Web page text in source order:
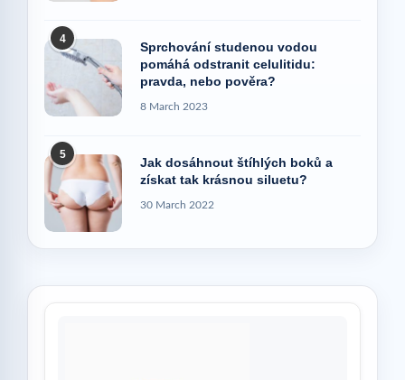
4
Sprchování studenou vodou
pomáhá odstranit celulitidu:
pravda, nebo pověra?
8 March 2023
5
Jak dosáhnout štíhlých boků a
získat tak krásnou siluetu?
30 March 2022